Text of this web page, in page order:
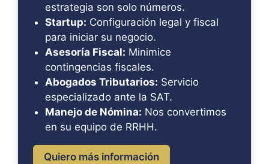
estrategia son solo números.
Startup: Configuración legal y fiscal
para iniciar su negocio.
Asesoría Fiscal: Minimice
contingencias fiscales.
Abogados Tributarios: Servicio
especializado ante la SAT.
Manejo de Nómina: Nos convertimos
en su equipo de RRHH.
Quiero más información